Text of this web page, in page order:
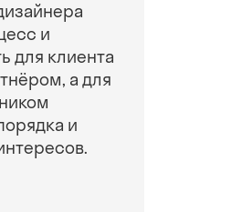
и
для клиента
а для
и